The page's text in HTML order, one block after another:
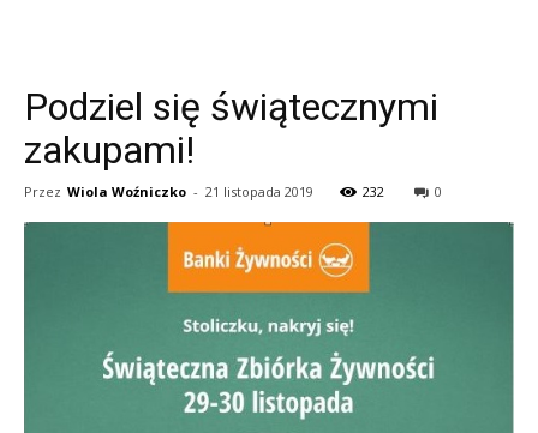
Podziel się świątecznymi
zakupami!
Przez Wiola Woźniczko - 21 listopada 2019 232 0